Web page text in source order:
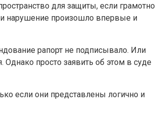
для защиты, если грамотнo
нарушение произошло впервые и
рапорт не подписывало. Или
просто заявить об этом в суде
если они представлены логично и